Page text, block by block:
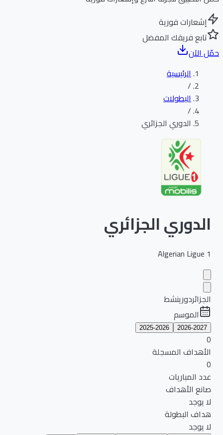
إشعارات فورية
تابع فريقك المفضل
الآن
الرئيسية
البطولات
الدوري الجزائري
الدوري الجزائري
Algerian Ligue 1
الجزائردورينشط
الموسم
2026-2027
2025-2026
الأهداف المسجلة
عدد المباريات
صانع الأهداف
لا يوجد
هداف البطولة
لا يوجد